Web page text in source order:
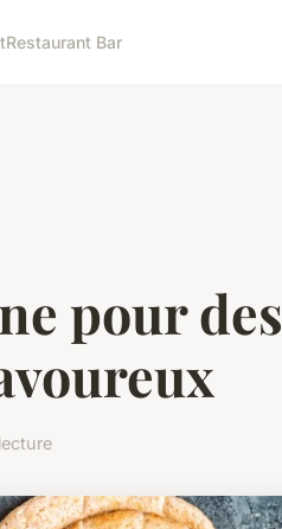
Restaurant Bar
pour des